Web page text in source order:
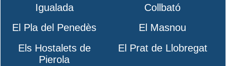
Igualada
Collbató
El Pla del Penedès
El Masnou
Els Hostalets de
Pierola
El Prat de Llobregat